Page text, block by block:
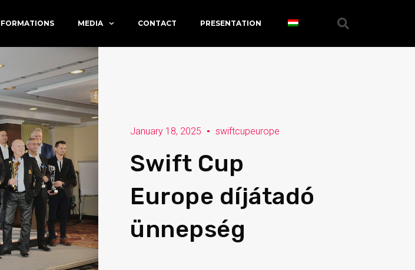
MEDIA CONTACT PRESENTATION
January 18, 2025 swiftcupeurope
Swift Cup
Europe díjátadó
ünnepség